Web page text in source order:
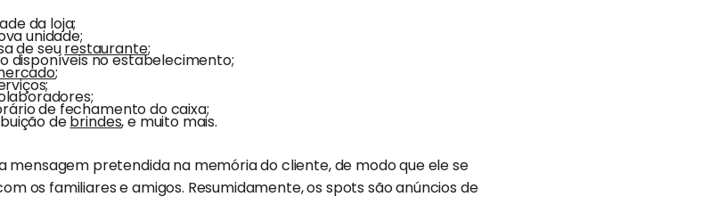
da loja;
unidade;
de seurestaurante;
disponíveis no estabelecimento;
;
de fechamento do caixa;
debrindes, e muito mais.
mensagem pretendida na memória do cliente, de modo que ele se
os familiares e amigos. Resumidamente, os spots são anúncios de